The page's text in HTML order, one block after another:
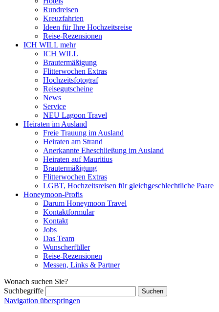
Rundreisen
Kreuzfahrten
Ideen für Ihre Hochzeitsreise
Reise-Rezensionen
ICH WILL mehr
ICH WILL
Brautermäßigung
Flitterwochen Extras
Hochzeitsfotograf
Reisegutscheine
News
Service
NEU Lagoon Travel
Heiraten im Ausland
Freie Trauung im Ausland
Heiraten am Strand
Anerkannte Eheschließung im Ausland
Heiraten auf Mauritius
Brautermäßigung
Flitterwochen Extras
LGBT, Hochzeitsreisen für gleichgeschlechtliche Paare
Honeymoon-Profis
Darum Honeymoon Travel
Kontaktformular
Kontakt
Jobs
Das Team
Wunscherfüller
Reise-Rezensionen
Messen, Links & Partner
Wonach suchen Sie?
Suchbegriffe
Navigation überspringen